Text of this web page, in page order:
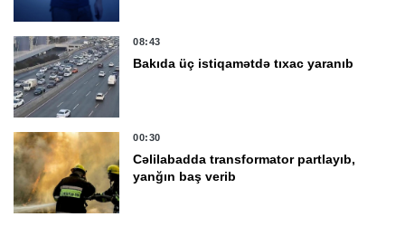
08:43
Bakıda üç istiqamətdə tıxac yaranıb
00:30
Cəlilabadda transformator partlayıb,
yanğın baş verib